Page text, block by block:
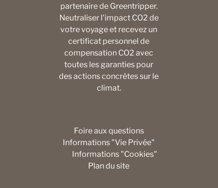
partenaire de Greentripper.
Neutraliser l'impact CO2 de
votre voyage et recevez un
certificat personnel de
compensation CO2 avec
toutes les garanties pour
des actions concrètes sur le
climat.
Foire aux questions
Informations "Vie Privée"
Informations "Cookies"
Plan du site